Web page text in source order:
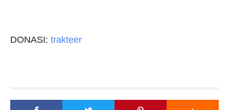
DONASI: trakteer